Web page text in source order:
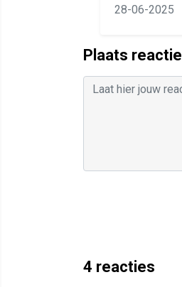
28-06-2025
Plaats reactie
4 reacties